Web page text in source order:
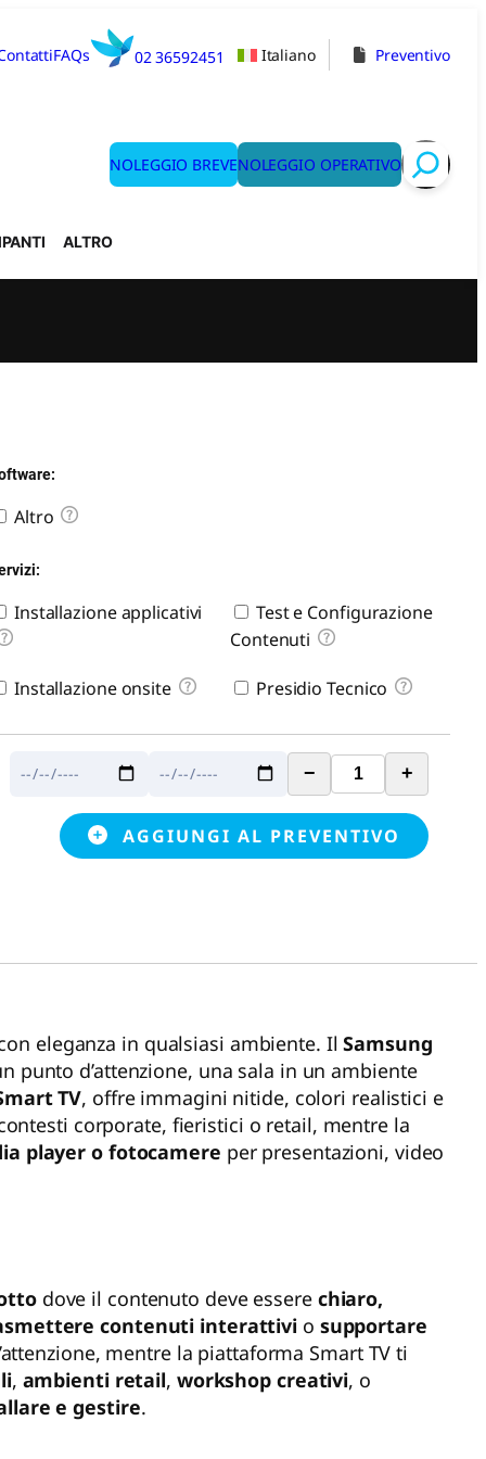
FAQs 02 36592451 Italiano Preventivo
NOLEGGIO BREVENOLEGGIO OPERATIVO Search
ALTRO
Altro
Installazione applicativi
Test e Configurazione
Contenuti
Installazione onsite Presidio Tecnico
− +
AGGIUNGI AL PREVENTIVO
eleganza in qualsiasi ambiente. IlSamsung
d’attenzione, una sala in un ambiente
TV, offre immagini nitide, colori realistici e
corporate, fieristici o retail, mentre la
player o fotocamere per presentazioni, video
dove il contenuto deve essere chiaro,
contenuti interattivi o supportare
mentre la piattaforma Smart TV ti
, ambienti retail, workshop creativi, o
e gestire.